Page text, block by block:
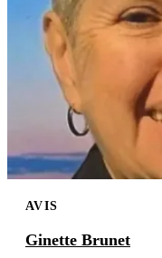
AVIS
Ginette Brunet